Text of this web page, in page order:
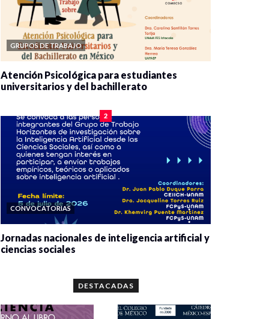
GRUPOS DE TRABAJO
Atención Psicológica para estudiantes
universitarios y del bachillerato
2
CONVOCATORIAS
Jornadas nacionales de inteligencia artificial y
ciencias sociales
DESTACADAS